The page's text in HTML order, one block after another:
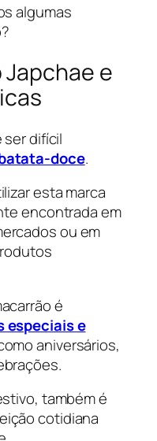
algumas
e
ser difícil
doce.
esta marca
encontrada em
ou em
é
especiais e
aniversários,
também é
cotidiana